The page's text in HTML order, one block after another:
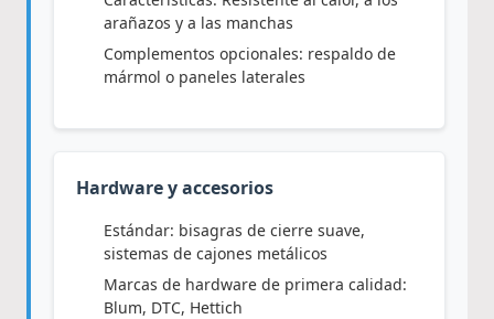
arañazos y a las manchas
Complementos opcionales: respaldo de
mármol o paneles laterales
Hardware y accesorios
Estándar: bisagras de cierre suave,
sistemas de cajones metálicos
Marcas de hardware de primera calidad:
Blum, DTC, Hettich